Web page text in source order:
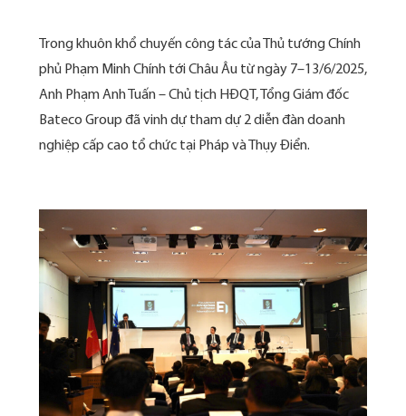
Trong khuôn khổ chuyến công tác của Thủ tướng Chính
phủ Phạm Minh Chính tới Châu Âu từ ngày 7–13/6/2025,
Anh Phạm Anh Tuấn – Chủ tịch HĐQT, Tổng Giám đốc
Bateco Group đã vinh dự tham dự 2 diễn đàn doanh
nghiệp cấp cao tổ chức tại Pháp và Thụy Điển.